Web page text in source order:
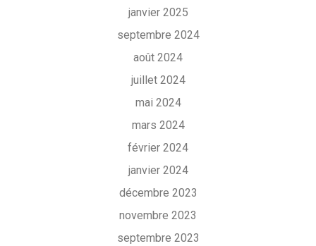
janvier 2025
septembre 2024
août 2024
juillet 2024
mai 2024
mars 2024
février 2024
janvier 2024
décembre 2023
novembre 2023
septembre 2023